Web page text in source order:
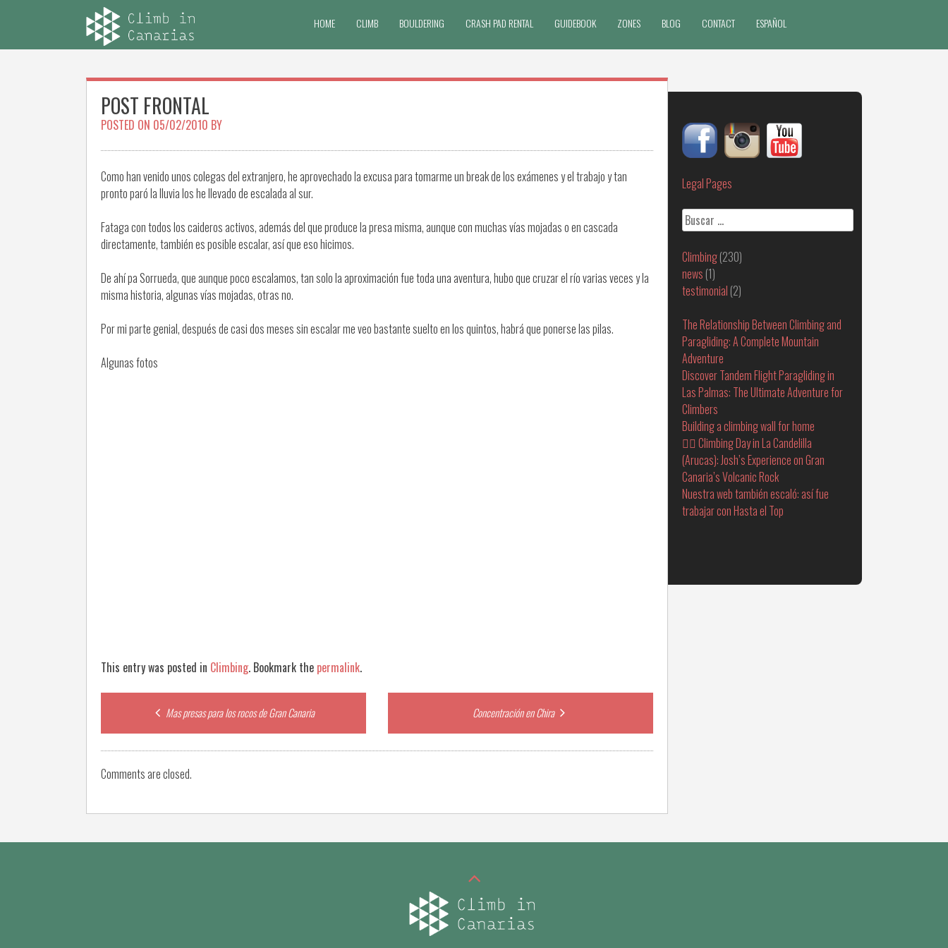
HOME CLIMB BOULDERING CRASH PAD RENTAL GUIDEBOOK ZONES BLOG CONTACT ESPAÑOL
POST FRONTAL
POSTED ON 05/02/2010 BY
Como han venido unos colegas del extranjero, he aprovechado la excusa para tomarme un break de los exámenes y el trabajo y tan
pronto paró la lluvia los he llevado de escalada al sur.
Fataga con todos los caideros activos, además del que produce la presa misma, aunque con muchas vías mojadas o en cascada
directamente, también es posible escalar, así que eso hicimos.
De ahí pa Sorrueda, que aunque poco escalamos, tan solo la aproximación fue toda una aventura, hubo que cruzar el río varias veces y la
misma historia, algunas vías mojadas, otras no.
Por mi parte genial, después de casi dos meses sin escalar me veo bastante suelto en los quintos, habrá que ponerse las pilas.
Algunas fotos
This entry was posted in Climbing. Bookmark the permalink.
navigation
Mas presas para los rocos de Gran Canaria Concentración en Chira
Comments are closed.
Legal Pages
Buscar:
Climbing(230)
news (1)
testimonial (2)
The Relationship Between Climbing and
Paragliding: A Complete Mountain
Adventure
Discover Tandem Flight Paragliding in
Las Palmas: The Ultimate Adventure for
Climbers
Building a climbing wall for home
🧗‍♂️ Climbing Day in La Candelilla
(Arucas): Josh’s Experience on Gran
Canaria’s Volcanic Rock
Nuestra web también escaló: así fue
trabajar con Hasta el Top